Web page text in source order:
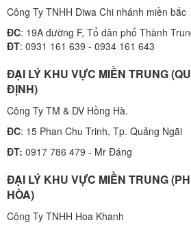
Công Ty TNHH Diwa Chi nhánh miền bắc
ĐC: 19A đường F, Tổ dân phố Thành
ĐT: 0931 161 639 - 0934 161 643
ĐẠI LÝ KHU VỰC MIỀN TRUNG
ĐỊNH)
Công Ty TM & DV Hồng Hà.
ĐC: 15 Phan Chu Trinh, Tp. Quảng Ngãi
ĐT: 0917 786 479 - Mr Đáng
ĐẠI LÝ KHU VỰC MIỀN TRUNG
HÒA)
Công Ty TNHH Hoa Khanh